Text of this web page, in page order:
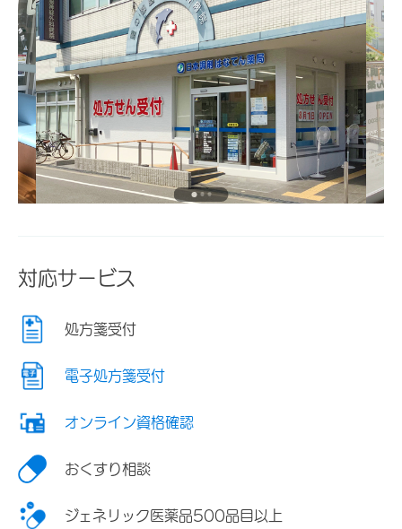
対応サービス
処方箋受付
電子処方箋受付
オンライン資格確認
おくすり相談
ジェネリック医薬品500品目以上